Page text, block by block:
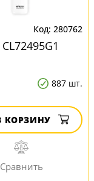
280762
887 шт.
КОРЗИНУ